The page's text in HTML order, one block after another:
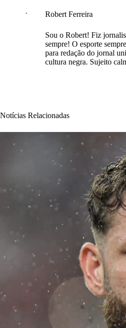
Robert Ferreira
Sou o Robert! Fiz
sempre! O esporte
para redação do jornal
cultura negra. Sujeito
Notícias Relacionadas